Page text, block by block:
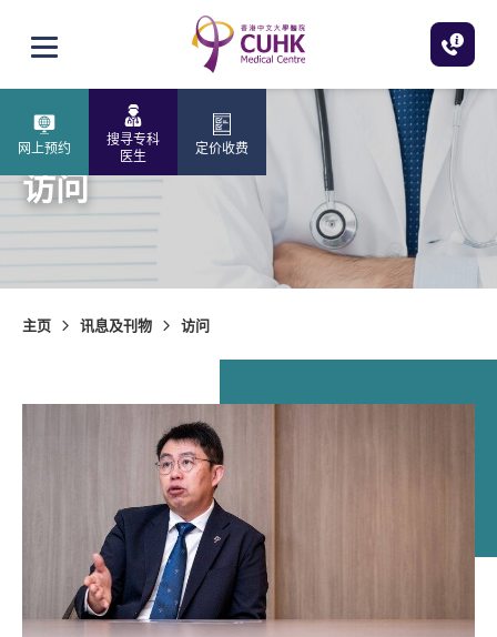
打开选单
网上预约
搜寻专科
医生
定价收费
访问
主页 讯息及刊物 访问